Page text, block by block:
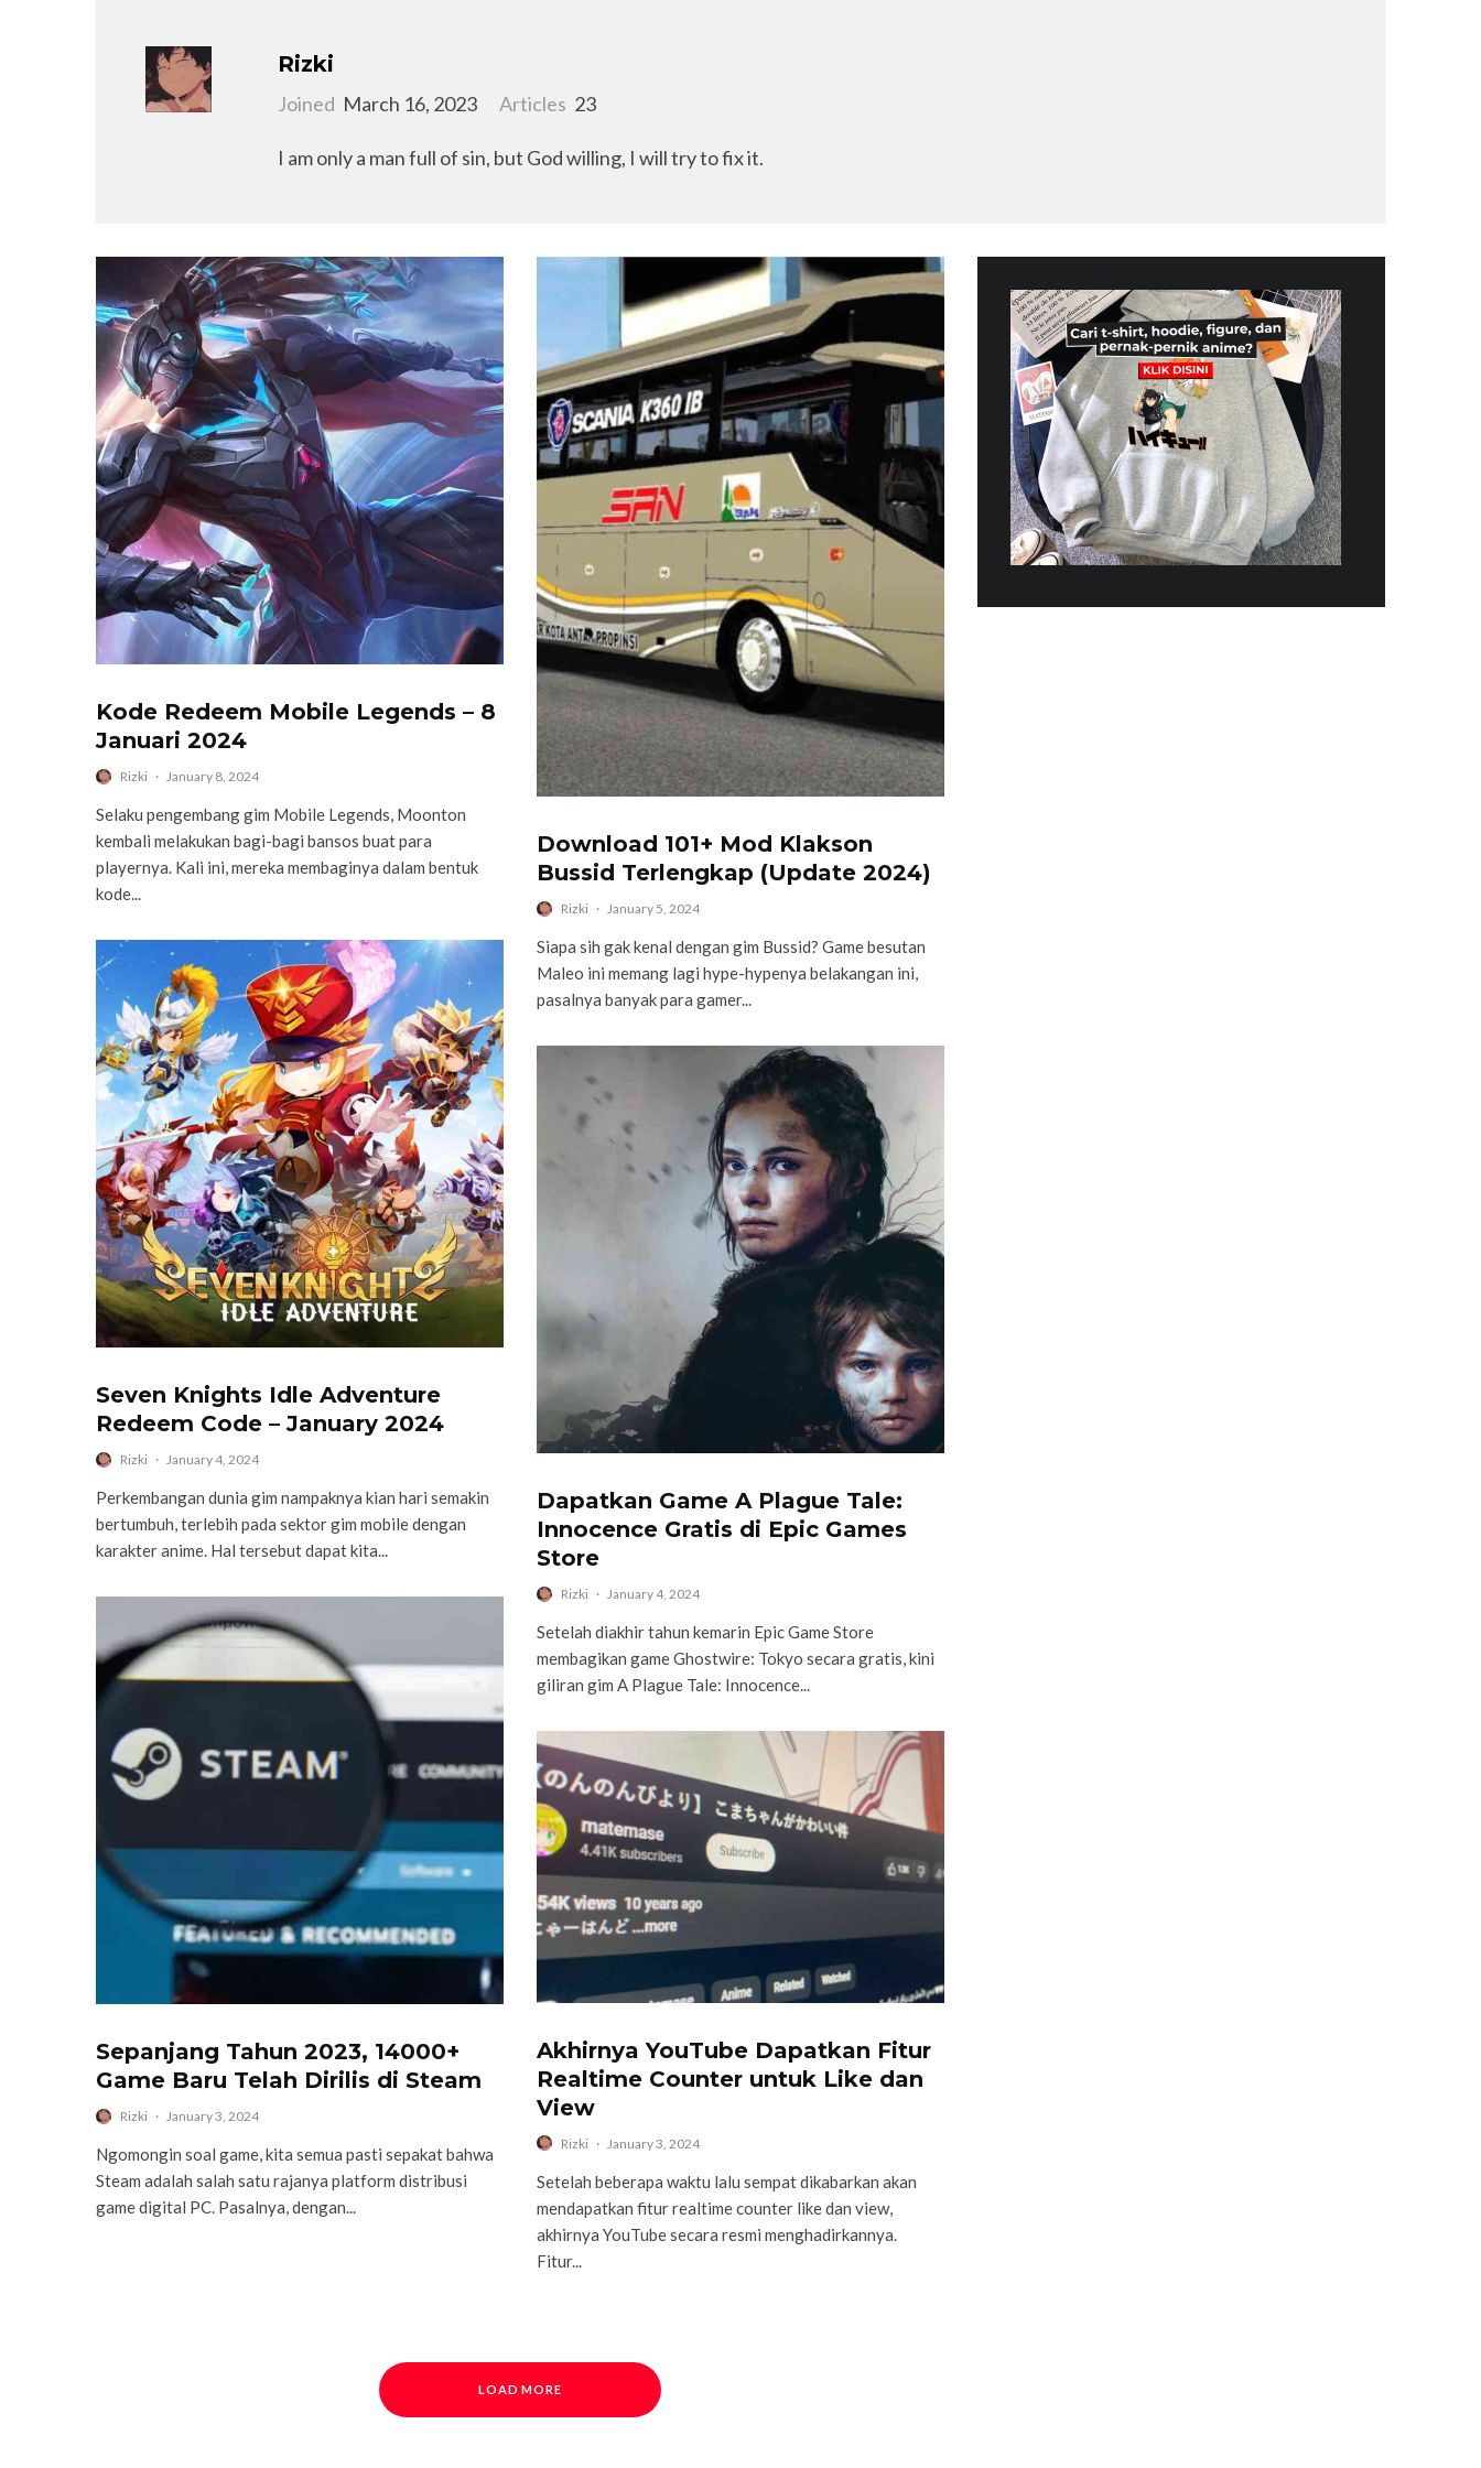
Rizki
Joined March 16, 2023 Articles 23
I am only a man full of sin, but God willing, I will try to fix it.
Kode Redeem Mobile Legends – 8
Januari 2024
Rizki · January 8, 2024
Selaku pengembang gim Mobile Legends, Moonton
kembali melakukan bagi-bagi bansos buat para
playernya. Kali ini, mereka membaginya dalam bentuk
kode...
Seven Knights Idle Adventure
Redeem Code – January 2024
Rizki · January 4, 2024
Perkembangan dunia gim nampaknya kian hari semakin
bertumbuh, terlebih pada sektor gim mobile dengan
karakter anime. Hal tersebut dapat kita...
Sepanjang Tahun 2023, 14000+
Game Baru Telah Dirilis di Steam
Rizki · January 3, 2024
Ngomongin soal game, kita semua pasti sepakat bahwa
Steam adalah salah satu rajanya platform distribusi
game digital PC. Pasalnya, dengan...
Download 101+ Mod Klakson
Bussid Terlengkap (Update 2024)
Rizki · January 5, 2024
Siapa sih gak kenal dengan gim Bussid? Game besutan
Maleo ini memang lagi hype-hypenya belakangan ini,
pasalnya banyak para gamer...
Dapatkan Game A Plague Tale:
Innocence Gratis di Epic Games
Store
Rizki · January 4, 2024
Setelah diakhir tahun kemarin Epic Game Store
membagikan game Ghostwire: Tokyo secara gratis, kini
giliran gim A Plague Tale: Innocence...
Akhirnya YouTube Dapatkan Fitur
Realtime Counter untuk Like dan
View
Rizki · January 3, 2024
Setelah beberapa waktu lalu sempat dikabarkan akan
mendapatkan fitur realtime counter like dan view,
akhirnya YouTube secara resmi menghadirkannya.
Fitur...
LOAD MORE